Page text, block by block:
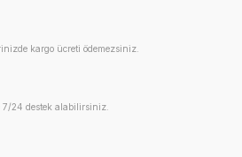
kargo ücreti ödemezsiniz.
7/24 destek alabilirsiniz.